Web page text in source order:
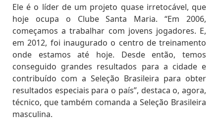
Ele é o líder de um projeto quase irretocável, que
hoje ocupa o Clube Santa Maria. “Em 2006,
começamos a trabalhar com jovens jogadores. E,
em 2012, foi inaugurado o centro de treinamento
onde estamos até hoje. Desde então, temos
conseguido grandes resultados para a cidade e
contribuído com a Seleção Brasileira para obter
resultados especiais para o país”, destaca o, agora,
técnico, que também comanda a Seleção Brasileira
masculina.